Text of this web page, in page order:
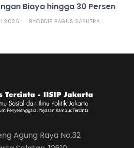
Biaya hingga 30 Persen
2026 BYODDIE BAGUS SAPUTRA
Agung Raya No.32